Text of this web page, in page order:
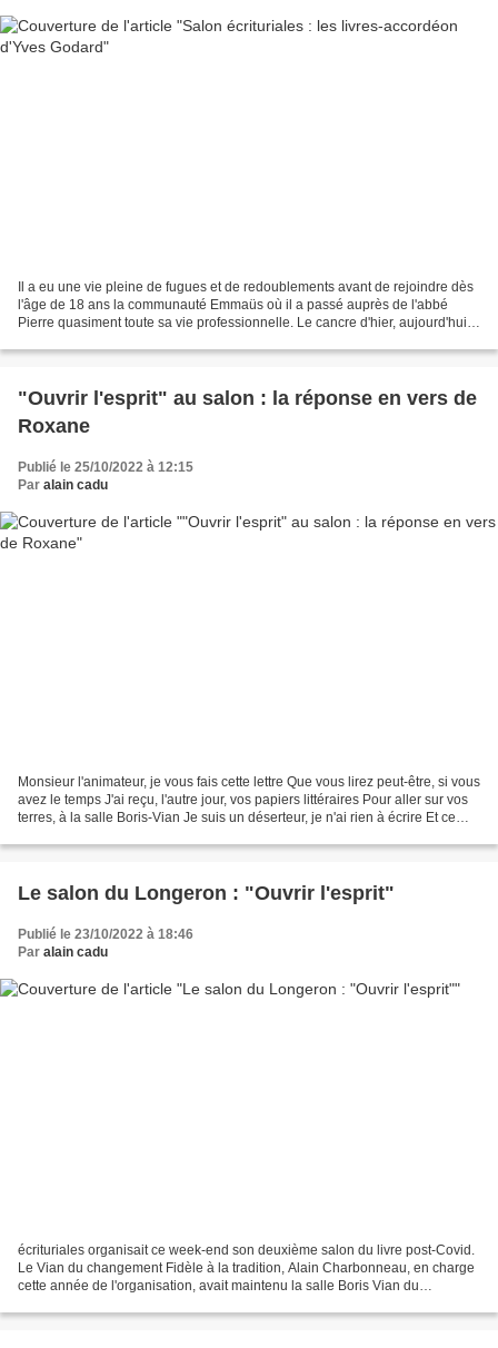
Il a eu une vie pleine de fugues et de redoublements avant de rejoindre dès
l'âge de 18 ans la communauté Emmaüs où il a passé auprès de l'abbé
Pierre quasiment toute sa vie professionnelle. Le cancre d'hier, aujourd'hui
"Ouvrir l'esprit" au salon : la réponse en vers de
Roxane
Publié le 25/10/2022 à 12:15
Par alain cadu
Monsieur l'animateur, je vous fais cette lettre Que vous lirez peut-être, si vous
avez le temps J'ai reçu, l'autre jour, vos papiers littéraires Pour aller sur vos
terres, à la salle Boris-Vian Je suis un déserteur, je n'ai rien à écrire Et ce
Le salon du Longeron : "Ouvrir l'esprit"
Publié le 23/10/2022 à 18:46
Par alain cadu
écrituriales organisait ce week-end son deuxième salon du livre post-Covid.
Le Vian du changement Fidèle à la tradition, Alain Charbonneau, en charge
cette année de l'organisation, avait maintenu la salle Boris Vian du